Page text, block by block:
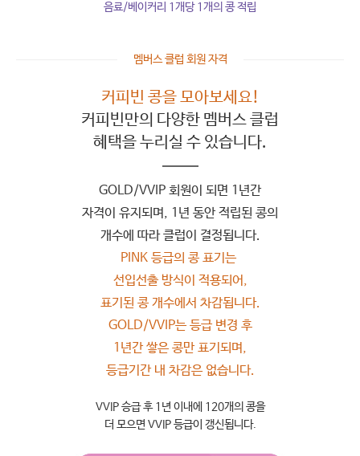
음료/베이커리 1개당 1개의 콩 적립
멤버스 클럽 회원 자격
커피빈 콩을 모아보세요!
커피빈만의 다양한 멤버스 클럽
혜택을 누리실 수 있습니다.
GOLD/VVIP 회원이 되면 1년간
자격이 유지되며, 1년 동안 적립된 콩의
개수에 따라 클럽이 결정됩니다.
PINK 등급의 콩 표기는
선입선출 방식이 적용되어,
표기된 콩 개수에서 차감됩니다.
GOLD/VVIP는 등급 변경 후
1년간 쌓은 콩만 표기되며,
등급기간 내 차감은 없습니다.
VVIP 승급 후 1년 이내에 120개의 콩을
더 모으면 VVIP 등급이 갱신됩니다.